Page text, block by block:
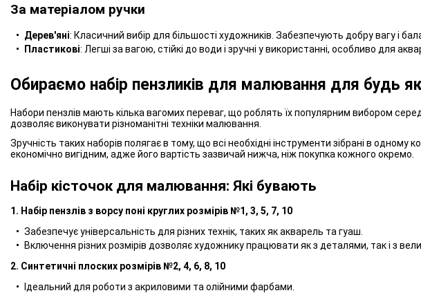
За матеріалом ручки
Дерев'яні: Класичний вибір для більшості художників. Забезпечують добру вагу і
Пластикові: Легші за вагою, стійкі до води і зручні у використанні, особливо для
Обираємо набір пензликів для малювання для будь
Набори пензлів мають кілька вагомих переваг, що роблять їх популярним вибором
дозволяє виконувати різноманітні техніки малювання.
Зручність таких наборів полягає в тому, що всі необхідні інструменти зібрані в
економічно вигідним, адже його вартість зазвичай нижча, ніж покупка кожного окремо.
Набір кісточок для малювання: Які бувають
1. Набір пензлів з ворсу поні круглих розмірів №1, 3, 5, 7, 10
Забезпечує універсальність для різних технік, таких як акварель та гуаш.
Включення різних розмірів дозволяє художнику працювати як з деталями, так і з
2. Синтетичні плоских розмірів №2, 4, 6, 8, 10
Ідеальний для роботи з акриловими та олійними фарбами.